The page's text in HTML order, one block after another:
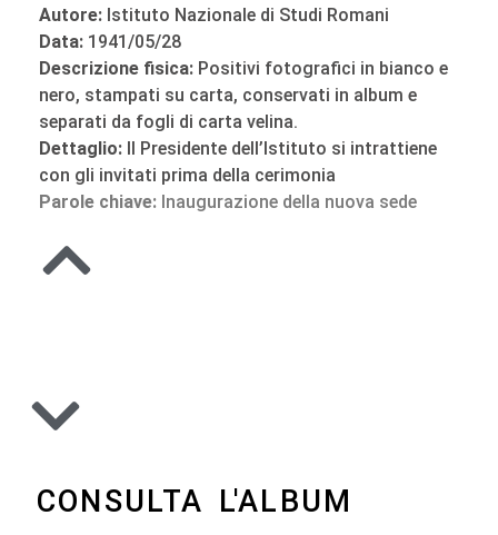
Autore: Istituto Nazionale di Studi Romani
Data: 1941/05/28
Descrizione fisica: Positivi fotografici in bianco e
nero, stampati su carta, conservati in album e
separati da fogli di carta velina.
Dettaglio: Il Presidente dell’Istituto si intrattiene
con gli invitati prima della cerimonia
Parole chiave: Inaugurazione della nuova sede
CONSULTA L'ALBUM